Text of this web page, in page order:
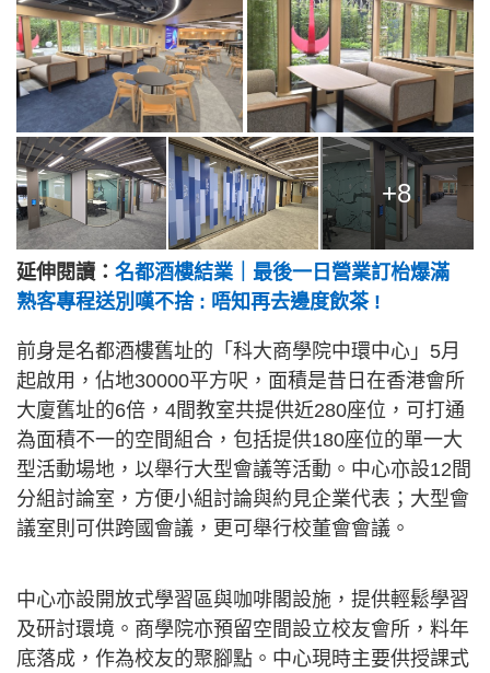
+8
延伸閱讀： 名都酒樓結業｜最後一日營業訂枱爆滿
熟客專程送別嘆不捨 : 唔知再去邊度飲茶 !
前身是名都酒樓舊址的「科大商學院中環中心」5月
起啟用，佔地30000平方呎，面積是昔日在香港會所
大廈舊址的6倍，4間教室共提供近280座位，可打通
為面積不一的空間組合，包括提供180座位的單一大
型活動場地，以舉行大型會議等活動。中心亦設12間
分組討論室，方便小組討論與約見企業代表；大型會
議室則可供跨國會議，更可舉行校董會會議。
中心亦設開放式學習區與咖啡閣設施，提供輕鬆學習
及研討環境。商學院亦預留空間設立校友會所，料年
底落成，作為校友的聚腳點。中心現時主要供授課式